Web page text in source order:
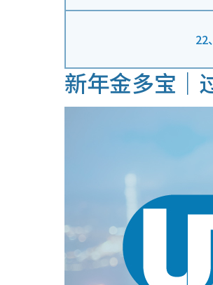
22
新年金多宝｜